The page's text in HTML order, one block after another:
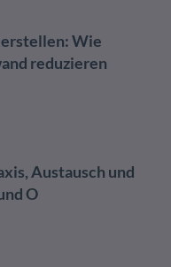
Wie
reduzieren
Austausch und
O